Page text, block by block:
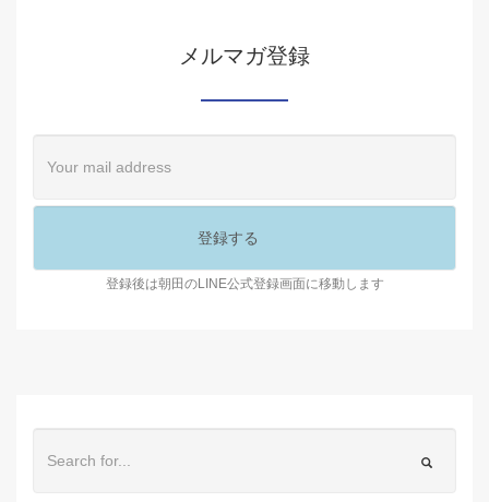
メルマガ登録
登録後は朝田のLINE公式登録画面に移動します